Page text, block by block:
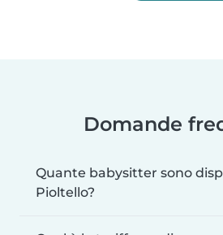
Domande
Quante babysitter sono
Pioltello?